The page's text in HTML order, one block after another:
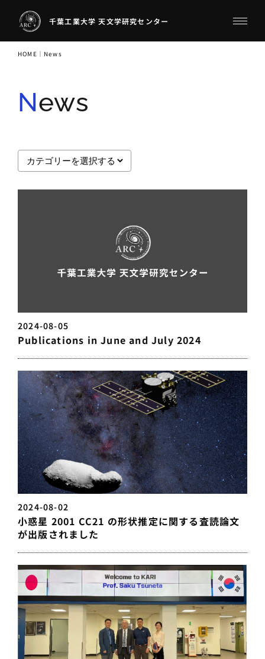
千葉工業大学 天文学研究センター
HOME ｜ News
News
2024-08-05
Publications in June and July 2024
2024-08-02
小惑星 2001 CC21 の形状推定に関する査読論文
が出版されました